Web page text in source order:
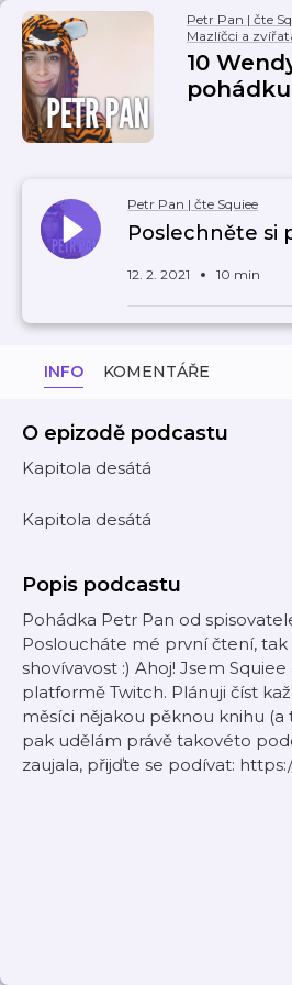
Petr Pan | čte
Mazlíčci a
10
pohádku
Petr Pan | čte Squiee
Poslechněte si
12. 2. 2021 10 min
INFO KOMENTÁŘE
O epizodě podcastu
Kapitola desátá
Kapitola desátá
Popis podcastu
Pohádka Petr Pan od
Posloucháte mé první čtení, tak
shovívavost :) Ahoj! Jsem
platformě Twitch. Plánuji číst
měsíci nějakou pěknou knihu (a
pak udělám právě takovéto
zaujala, přijďte se podívat: